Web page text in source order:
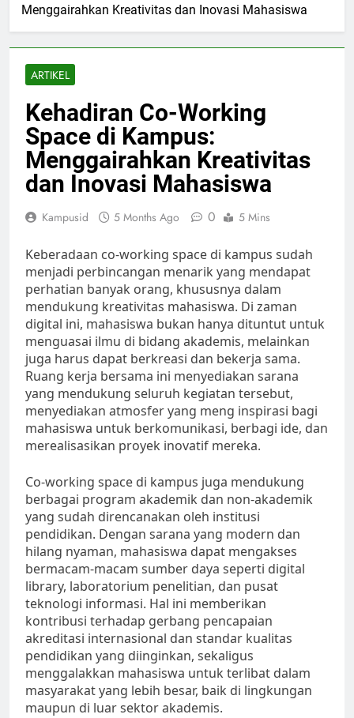
Menggairahkan Kreativitas dan Inovasi Mahasiswa
ARTIKEL
Kehadiran Co-Working
Space di Kampus:
Menggairahkan Kreativitas
dan Inovasi Mahasiswa
Kampusid 5 Months Ago 0 5 Mins
Keberadaan co-working space di kampus sudah
menjadi perbincangan menarik yang mendapat
perhatian banyak orang, khususnya dalam
mendukung kreativitas mahasiswa. Di zaman
digital ini, mahasiswa bukan hanya dituntut untuk
menguasai ilmu di bidang akademis, melainkan
juga harus dapat berkreasi dan bekerja sama.
Ruang kerja bersama ini menyediakan sarana
yang mendukung seluruh kegiatan tersebut,
menyediakan atmosfer yang meng inspirasi bagi
mahasiswa untuk berkomunikasi, berbagi ide, dan
merealisasikan proyek inovatif mereka.
Co-working space di kampus juga mendukung
berbagai program akademik dan non-akademik
yang sudah direncanakan oleh institusi
pendidikan. Dengan sarana yang modern dan
hilang nyaman, mahasiswa dapat mengakses
bermacam-macam sumber daya seperti digital
library, laboratorium penelitian, dan pusat
teknologi informasi. Hal ini memberikan
kontribusi terhadap gerbang pencapaian
akreditasi internasional dan standar kualitas
pendidikan yang diinginkan, sekaligus
menggalakkan mahasiswa untuk terlibat dalam
masyarakat yang lebih besar, baik di lingkungan
maupun di luar sektor akademis.